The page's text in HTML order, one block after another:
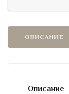
ОПИСАНИЕ
Описание